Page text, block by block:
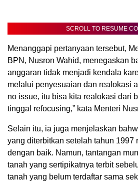
SCROLL TO RESUME
Menanggapi pertanyaan tersebut,
BPN, Nusron Wahid, menegaskan
anggaran tidak menjadi kendala
melalui penyesuaian dan realokasi
no issue, itu bisa kita realokasi dari
tinggal refocusing,” kata Menteri
Selain itu, ia juga menjelaskan
yang diterbitkan setelah tahun 1997
dengan baik. Namun, tantangan
tanah yang sertipikatnya terbit
tanah yang belum terdaftar sama